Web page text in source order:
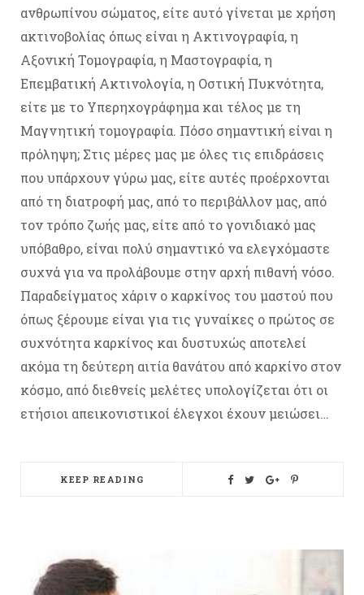
ανθρωπίνου σώματος, είτε αυτό γίνεται με χρήση
ακτινοβολίας όπως είναι η Ακτινογραφία, η
Αξονική Τομογραφία, η Μαστογραφία, η
Επεμβατική Ακτινολογία, η Οστική Πυκνότητα,
είτε με το Υπερηχογράφημα και τέλος με τη
Μαγνητική τομογραφία. Πόσο σημαντική είναι η
πρόληψη; Στις μέρες μας με όλες τις επιδράσεις
που υπάρχουν γύρω μας, είτε αυτές προέρχονται
από τη διατροφή μας, από το περιβάλλον μας, από
τον τρόπο ζωής μας, είτε από το γονιδιακό μας
υπόβαθρο, είναι πολύ σημαντικό να ελεγχόμαστε
συχνά για να προλάβουμε στην αρχή πιθανή νόσο.
Παραδείγματος χάριν ο καρκίνος του μαστού που
όπως ξέρουμε είναι για τις γυναίκες ο πρώτος σε
συχνότητα καρκίνος και δυστυχώς αποτελεί
ακόμα τη δεύτερη αιτία θανάτου από καρκίνο στον
κόσμο, από διεθνείς μελέτες υπολογίζεται ότι οι
ετήσιοι απεικονιστικοί έλεγχοι έχουν μειώσει…
KEEP READING